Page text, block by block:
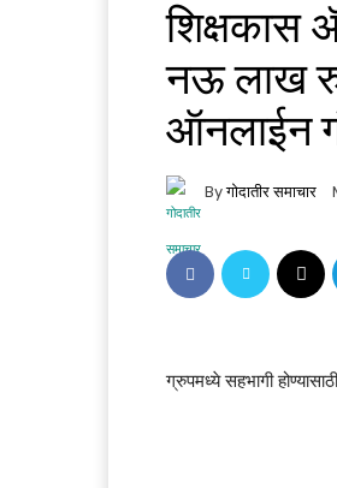
शिक्षकास
नऊ लाख
ऑनलाईन
By गोदातीर समाचार
ग्रुपमध्ये सहभागी